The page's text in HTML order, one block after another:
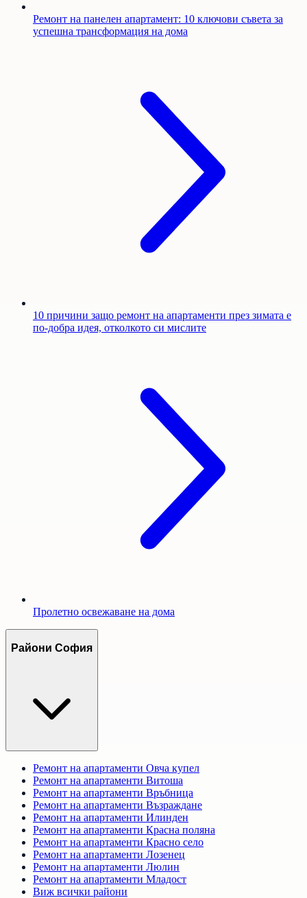
Ремонт на панелен апартамент: 10 ключови съвета за
успешна трансформация на дома
10 причини защо ремонт на апартаменти през зимата е
по-добра идея, отколкото си мислите
Пролетно освежаване на дома
Райони София
Ремонт на апартаменти Овча купел
Ремонт на апартаменти Витоша
Ремонт на апартаменти Връбница
Ремонт на апартаменти Възраждане
Ремонт на апартаменти Илинден
Ремонт на апартаменти Красна поляна
Ремонт на апартаменти Красно село
Ремонт на апартаменти Лозенец
Ремонт на апартаменти Люлин
Ремонт на апартаменти Младост
Виж всички райони